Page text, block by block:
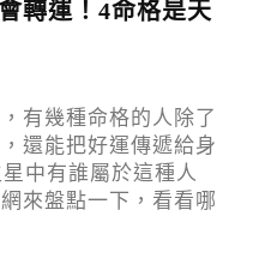
轉運！4命格是天
有幾種命格的人除了
還能把好運傳遞給身
中有誰屬於這種人
來盤點一下，看看哪